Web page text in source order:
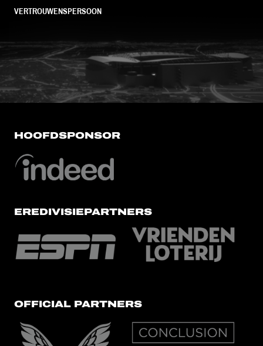
VERTROUWENSPERSOON
FC Utrecht<br>vanuit<br>het
HOOFDSPONSOR
EREDIVISIEPARTNERS
OFFICIAL PARTNERS